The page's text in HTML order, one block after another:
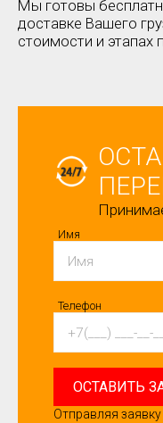
Мы готовы
доставке Вашего
стоимости и этапах
Имя
Телефон
ОСТАВИТЬ
Отправляя